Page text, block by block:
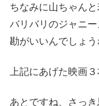
ちなみに山ちゃん
バリバリのジャニー
勘がいいんでしょう
上記にあげた映画
あとですね、さっ